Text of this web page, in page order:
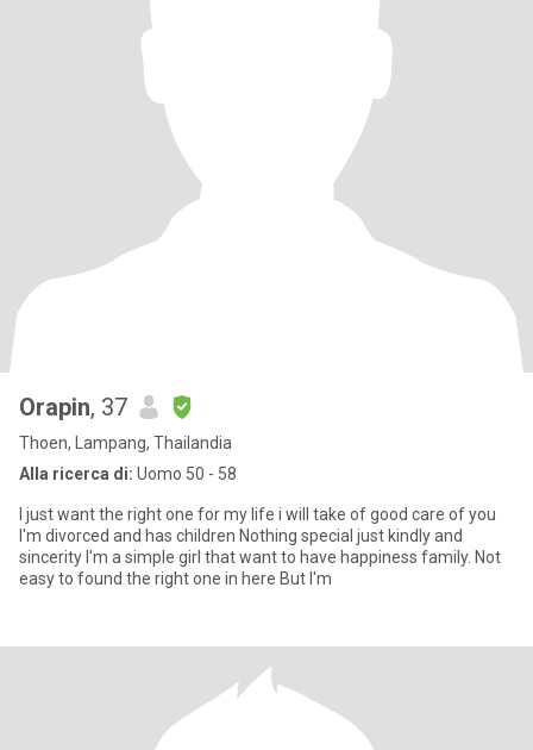
Orapin, 37
Thoen, Lampang, Thailandia
Alla ricerca di: Uomo 50 - 58
I just want the right one for my life i will take of good care of you
I'm divorced and has children Nothing special just kindly and
sincerity I'm a simple girl that want to have happiness family. Not
easy to found the right one in here But I'm